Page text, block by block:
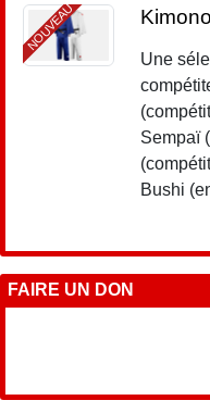
NOUVEAU
Une
Sempaï
Bushi
FAIRE UN DON